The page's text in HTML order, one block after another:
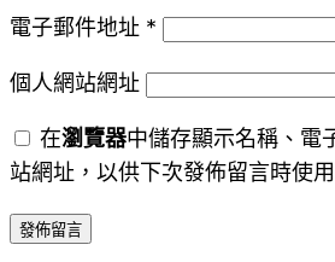
電子郵件地址 *
個人網站網址
在瀏覽器中儲存顯示名稱、電
站網址，以供下次發佈留言時使用